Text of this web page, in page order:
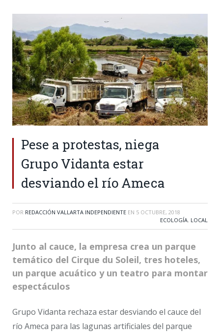
Pese a protestas, niega
Grupo Vidanta estar
desviando el río Ameca
POR REDACCIÓN VALLARTA INDEPENDIENTE EN 5 OCTUBRE, 2018
ECOLOGÍA, LOCAL
Junto al cauce, la empresa crea un parque
temático del Cirque du Soleil, tres hoteles,
un parque acuático y un teatro para montar
espectáculos
Grupo Vidanta rechaza estar desviando el cauce del
río Ameca para las lagunas artificiales del parque